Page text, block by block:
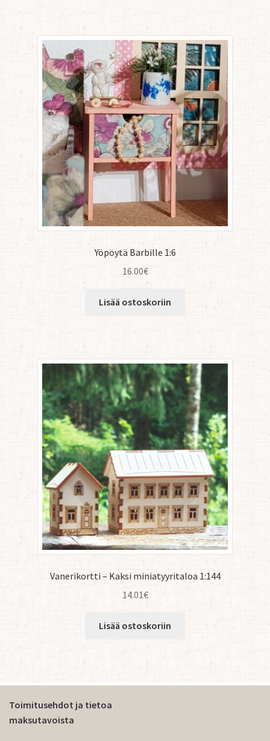
Yöpöytä Barbille 1:6
16.00€
Lisää ostoskoriin
Vanerikortti – Kaksi miniatyyritaloa 1:144
14.01€
Lisää ostoskoriin
Toimitusehdot ja tietoa
maksutavoista